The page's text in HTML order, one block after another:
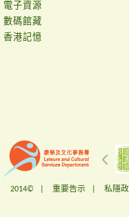
電子資源
數碼館藏
香港記憶
2014© | 重要告示 私隱